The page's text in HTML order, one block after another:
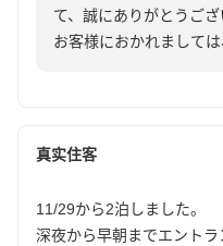
て、誠にありがとうござ
お客様におかれまして
利な立地となっておりま
朝食にもご満足いただ
今後もより良いサービ
真实住客
11/29から2泊しました。
深夜から早朝までエント